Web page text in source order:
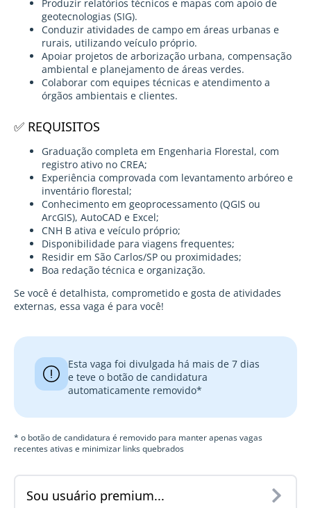
Produzir relatórios técnicos e mapas com apoio de
geotecnologias (SIG).
Conduzir atividades de campo em áreas urbanas e
rurais, utilizando veículo próprio.
Apoiar projetos de arborização urbana, compensação
ambiental e planejamento de áreas verdes.
Colaborar com equipes técnicas e atendimento a
órgãos ambientais e clientes.
✅ REQUISITOS
Graduação completa em Engenharia Florestal, com
registro ativo no CREA;
Experiência comprovada com levantamento arbóreo e
inventário florestal;
Conhecimento em geoprocessamento (QGIS ou
ArcGIS), AutoCAD e Excel;
CNH B ativa e veículo próprio;
Disponibilidade para viagens frequentes;
Residir em São Carlos/SP ou proximidades;
Boa redação técnica e organização.
Se você é detalhista, comprometido e gosta de atividades
externas, essa vaga é para você!
Esta vaga foi divulgada há mais de 7 dias
e teve o botão de candidatura
automaticamente removido*
* o botão de candidatura é removido para manter apenas vagas
recentes ativas e minimizar links quebrados
Sou usuário premium...